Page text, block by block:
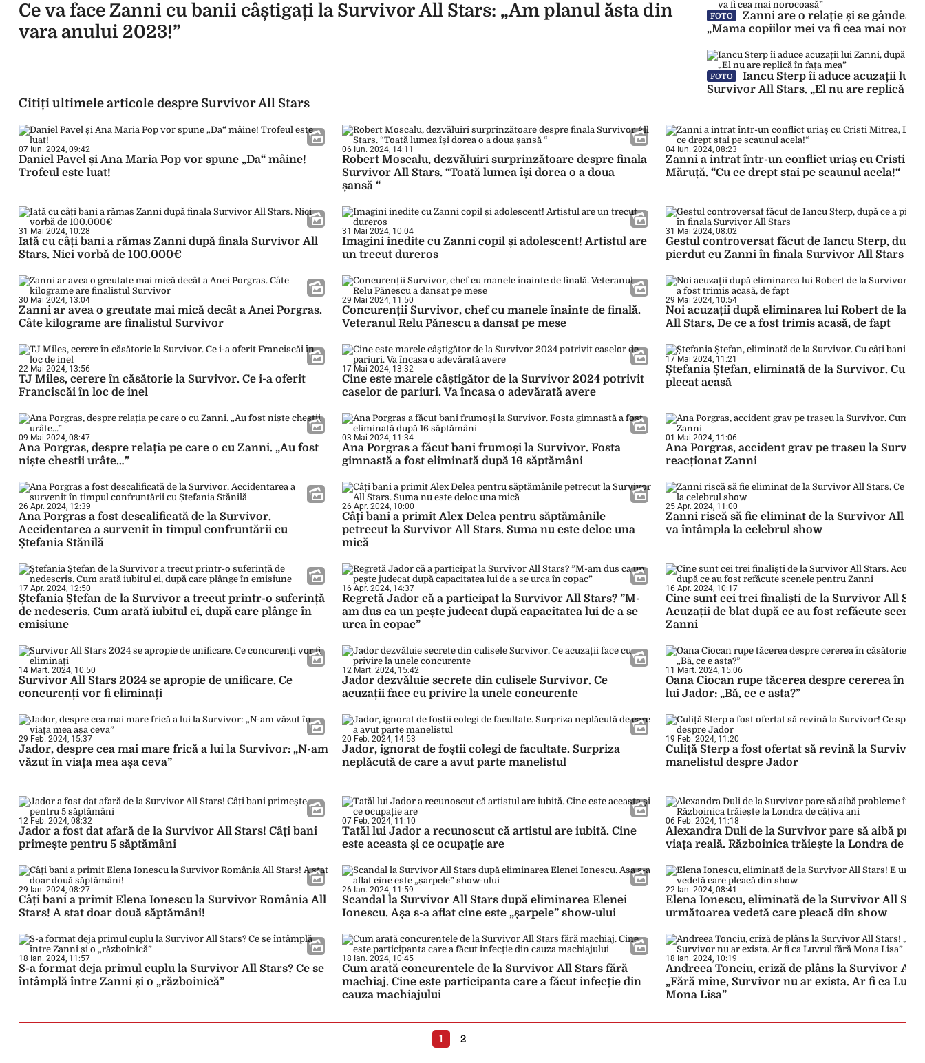
Ce va face Zanni cu banii câștigați la Survivor All Stars: „Am planul ăsta din
vara anului 2023!”
FOTO
Zanni are o relație și se gândește
„Mama copiilor mei va fi cea mai
FOTO
Iancu Sterp îi aduce acuzații lui
Survivor All Stars. „El nu are replică în
Citiți ultimele articole despre Survivor All Stars
07 Iun. 2024, 09:42
Daniel Pavel și Ana Maria Pop vor spune „Da“ mâine!
Trofeul este luat!
06 Iun. 2024, 14:11
Robert Moscalu, dezvăluiri surprinzătoare despre finala
Survivor All Stars. “Toată lumea își dorea o a doua
șansă “
04 Iun. 2024, 08:23
Zanni a intrat într-un conflict uriaș cu Cristi
Măruță. “Cu ce drept stai pe scaunul acela!“
31 Mai 2024, 10:28
Iată cu câți bani a rămas Zanni după finala Survivor All
Stars. Nici vorbă de 100.000€
31 Mai 2024, 10:04
Imagini inedite cu Zanni copil și adolescent! Artistul are
un trecut dureros
31 Mai 2024, 08:02
Gestul controversat făcut de Iancu Sterp, după
pierdut cu Zanni în finala Survivor All Stars
30 Mai 2024, 13:04
Zanni ar avea o greutate mai mică decât a Anei Porgras.
Câte kilograme are finalistul Survivor
29 Mai 2024, 11:50
Concurenții Survivor, chef cu manele înainte de finală.
Veteranul Relu Pănescu a dansat pe mese
29 Mai 2024, 10:54
Noi acuzații după eliminarea lui Robert de la
All Stars. De ce a fost trimis acasă, de fapt
22 Mai 2024, 13:56
TJ Miles, cerere în căsătorie la Survivor. Ce i-a oferit
Franciscăi în loc de inel
17 Mai 2024, 13:32
Cine este marele câștigător de la Survivor 2024 potrivit
caselor de pariuri. Va încasa o adevărată avere
17 Mai 2024, 11:21
Ștefania Ștefan, eliminată de la Survivor. Cu
plecat acasă
09 Mai 2024, 08:47
Ana Porgras, despre relația pe care o cu Zanni. „Au fost
niște chestii urâte…”
03 Mai 2024, 11:34
Ana Porgras a făcut bani frumoși la Survivor. Fosta
gimnastă a fost eliminată după 16 săptămâni
01 Mai 2024, 11:06
Ana Porgras, accident grav pe traseu la
reacționat Zanni
26 Apr. 2024, 12:39
Ana Porgras a fost descalificată de la Survivor.
Accidentarea a survenit în timpul confruntării cu
Ștefania Stănilă
26 Apr. 2024, 10:00
Câți bani a primit Alex Delea pentru săptămânile
petrecut la Survivor All Stars. Suma nu este deloc una
mică
25 Apr. 2024, 11:00
Zanni riscă să fie eliminat de la Survivor All
va întâmpla la celebrul show
17 Apr. 2024, 12:50
Ștefania Ștefan de la Survivor a trecut printr-o suferință
de nedescris. Cum arată iubitul ei, după care plânge în
emisiune
16 Apr. 2024, 14:37
Regretă Jador că a participat la Survivor All Stars? ”M-
am dus ca un pește judecat după capacitatea lui de a se
urca în copac”
16 Apr. 2024, 10:17
Cine sunt cei trei finaliști de la Survivor All
Acuzații de blat după ce au fost refăcute
Zanni
14 Mart. 2024, 10:50
Survivor All Stars 2024 se apropie de unificare. Ce
concurenți vor fi eliminați
12 Mart. 2024, 15:42
Jador dezvăluie secrete din culisele Survivor. Ce
acuzații face cu privire la unele concurente
11 Mart. 2024, 15:06
Oana Ciocan rupe tăcerea despre cererea în
lui Jador: „Bă, ce e asta?”
29 Feb. 2024, 15:37
Jador, despre cea mai mare frică a lui la Survivor: „N-am
văzut în viața mea așa ceva”
20 Feb. 2024, 14:53
Jador, ignorat de foștii colegi de facultate. Surpriza
neplăcută de care a avut parte manelistul
19 Feb. 2024, 11:20
Culiță Sterp a fost ofertat să revină la Survivor!
manelistul despre Jador
12 Feb. 2024, 08:32
Jador a fost dat afară de la Survivor All Stars! Câți bani
primește pentru 5 săptămâni
07 Feb. 2024, 11:10
Tatăl lui Jador a recunoscut că artistul are iubită. Cine
este aceasta și ce ocupație are
06 Feb. 2024, 11:18
Alexandra Duli de la Survivor pare să aibă
viața reală. Războinica trăiește la Londra de
29 Ian. 2024, 08:27
Câți bani a primit Elena Ionescu la Survivor România All
Stars! A stat doar două săptămâni!
26 Ian. 2024, 11:59
Scandal la Survivor All Stars după eliminarea Elenei
Ionescu. Așa s-a aflat cine este „șarpele” show-ului
22 Ian. 2024, 08:41
Elena Ionescu, eliminată de la Survivor All
următoarea vedetă care pleacă din show
18 Ian. 2024, 11:57
S-a format deja primul cuplu la Survivor All Stars? Ce se
întâmplă între Zanni și o „războinică”
18 Ian. 2024, 10:45
Cum arată concurentele de la Survivor All Stars fără
machiaj. Cine este participanta care a făcut infecție din
cauza machiajului
18 Ian. 2024, 10:19
Andreea Tonciu, criză de plâns la Survivor All
„Fără mine, Survivor nu ar exista. Ar fi ca
Mona Lisa”
1 2